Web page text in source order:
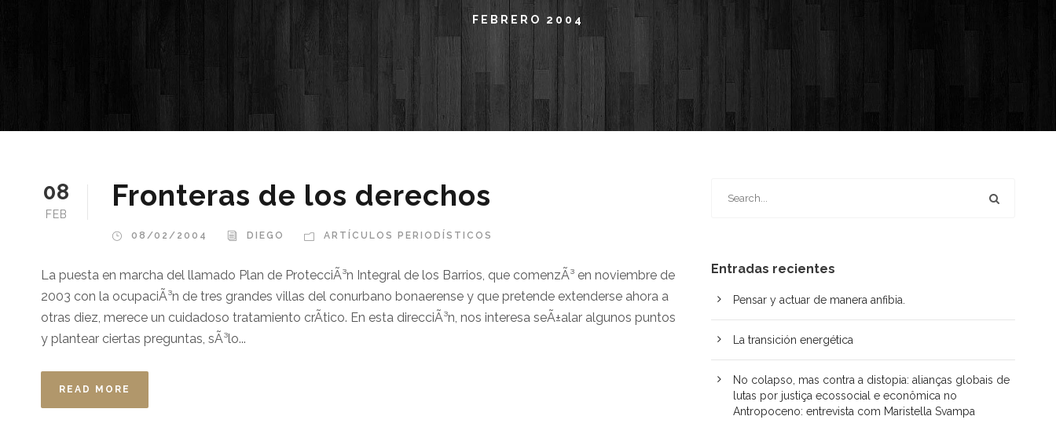
FEBRERO 2004
08
FEB
Fronteras de los derechos
08/02/2004 DIEGO ARTÍ­CULOS PERIODÍSTICOS
La puesta en marcha del llamado Plan de ProtecciÃ³n Integral de los Barrios, que comenzÃ³ en noviembre de
2003 con la ocupaciÃ³n de tres grandes villas del conurbano bonaerense y que pretende extenderse ahora a
otras diez, merece un cuidadoso tratamiento crÃ­tico. En esta direcciÃ³n, nos interesa seÃ±alar algunos puntos
y plantear ciertas preguntas, sÃ³lo...
READ MORE
Entradas recientes
Pensar y actuar de manera anfibia.
La transición energética
No colapso, mas contra a distopia: alianças globais de
lutas por justiça ecossocial e econômica no
Antropoceno: entrevista com Maristella Svampa